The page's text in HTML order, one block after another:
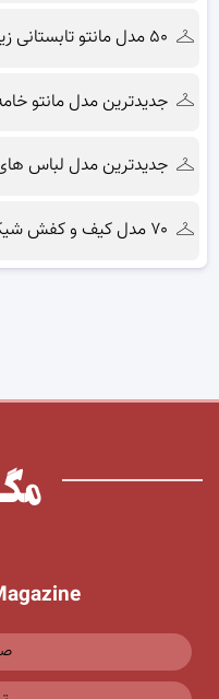
۵۰ مدل مانتو تابستانی زیبا و شیک ۲۰۲۲
جدیدترین مدل مانتو خامه دوزی
جدیدترین مدل لباس های
۷۰ مدل کیف و کفش شیک و جدید مناسب عید نوروز ۱۴۰۱